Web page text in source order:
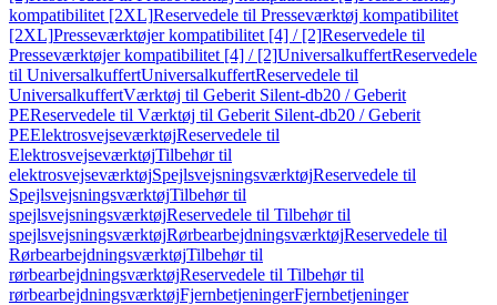
kompatibilitet [2XL]Reservedele til Presseværktøj kompatibilitet
[2XL]Presseværktøjer kompatibilitet [4] / [2]Reservedele til
Presseværktøjer kompatibilitet [4] / [2]UniversalkuffertReservedele
til UniversalkuffertUniversalkuffertReservedele til
UniversalkuffertVærktøj til Geberit Silent-db20 / Geberit
PEReservedele til Værktøj til Geberit Silent-db20 / Geberit
PEElektrosvejseværktøjReservedele til
ElektrosvejseværktøjTilbehør til
elektrosvejseværktøjSpejlsvejsningsværktøjReservedele til
SpejlsvejsningsværktøjTilbehør til
spejlsvejsningsværktøjReservedele til Tilbehør til
spejlsvejsningsværktøjRørbearbejdningsværktøjReservedele til
RørbearbejdningsværktøjTilbehør til
rørbearbejdningsværktøjReservedele til Tilbehør til
rørbearbejdningsværktøjFjernbetjeningerFjernbetjeninger